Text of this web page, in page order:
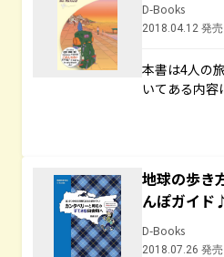
D-Books
2018.04.12 発売
本書は4人の
いてある内容
地球の歩き
んぽガイド
D-Books
2018.07.26 発売